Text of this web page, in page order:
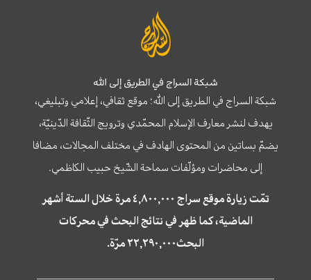
شبكة السراج في الطريق إلى الله
شبكة السراج في الطريق إلى الله؛ موقع ثقافي، إعلامي وتبليغي،
يهدف لنشر معارف الإسلام المحمّدي وترويج الثّقافة الدّينيّة،
يضمّ بساتين من المحتوى الهادف في مختلف المجالات، مضافا
إلى محاضرات ومؤلّفات سماحة الشّيخ حبيب الكاظمي.
تمّت زيارة موقع سراج ٤,٨٠٠,٠٠٠ مرة خلال الستة أشهر
الماضية، كما ظهر في نتائج البحث في محركات
البحث٢٢,٢٩٠,٠٠٠ مرّة.